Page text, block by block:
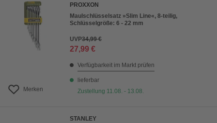
Merken
PROXXON
Maulschlüsselsatz »Slim Line«, 8-teilig,
Schlüsselgröße: 6 - 22 mm
UVP34,99 €
27,99 €
Verfügbarkeit im Markt prüfen
lieferbar
Zustellung 11.08. - 13.08.
STANLEY